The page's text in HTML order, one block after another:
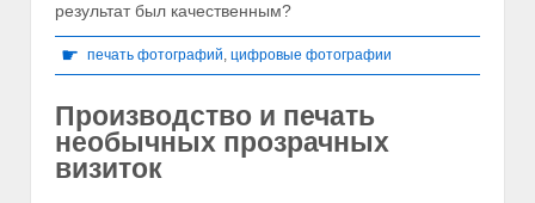
результат был качественным?
☛ печать фотографий, цифровые фотографии
Производство и печать
необычных прозрачных
визиток